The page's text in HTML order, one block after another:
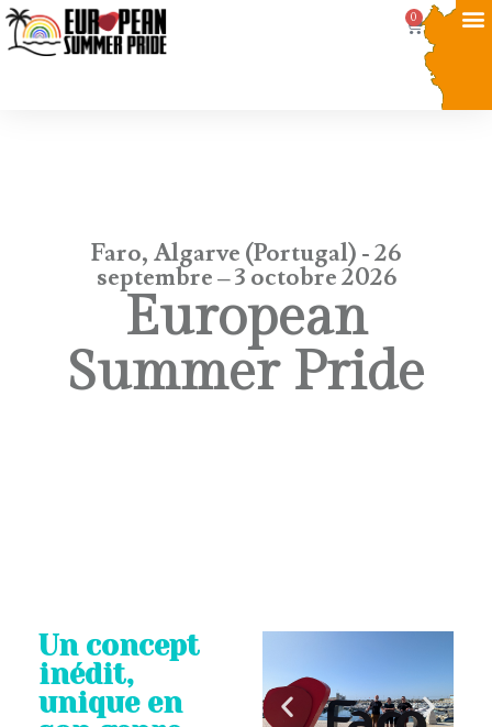
0
Faro, Algarve (Portugal) - 26
septembre – 3 octobre 2026
European
Summer Pride
Un concept
inédit,
unique en